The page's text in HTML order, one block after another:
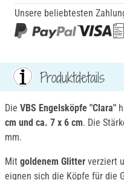
Unsere beliebtesten
Produktdetails
Die VBS Engelsköpfe "Clara"
cm und ca. 7 x 6 cm. Die
mm.
Mit goldenem Glitter verziert
eignen sich die Köpfe für die